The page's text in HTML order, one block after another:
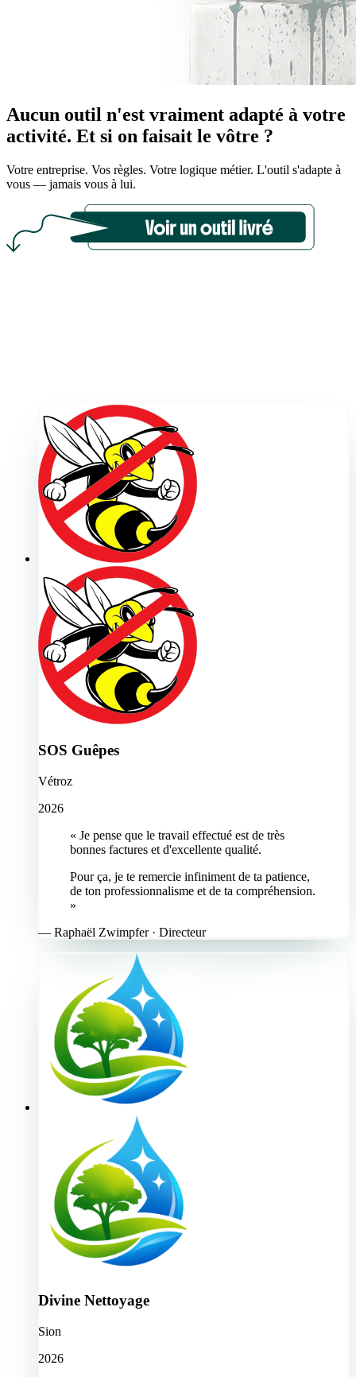
Aucun outil n'est vraiment adapté à votre
activité. Et si on faisait le vôtre ?
Votre entreprise. Vos règles. Votre logique métier. L'outil s'adapte à
vous — jamais vous à lui.
SOS Guêpes
Vétroz
2026
« Je pense que le travail effectué est de très
bonnes factures et d'excellente qualité.
Pour ça, je te remercie infiniment de ta patience,
de ton professionnalisme et de ta compréhension.
»
— Raphaël Zwimpfer · Directeur
Divine Nettoyage
Sion
2026